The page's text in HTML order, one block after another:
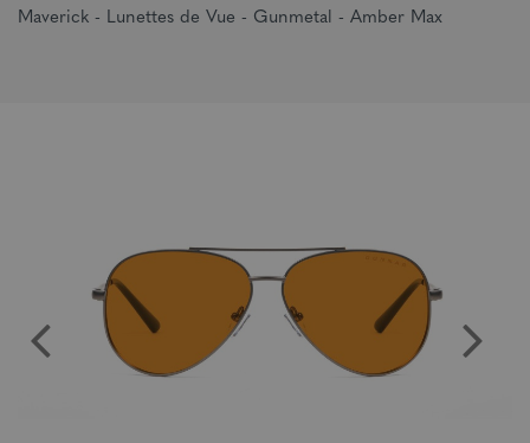
Maverick - Lunettes de Vue - Gunmetal - Amber Max